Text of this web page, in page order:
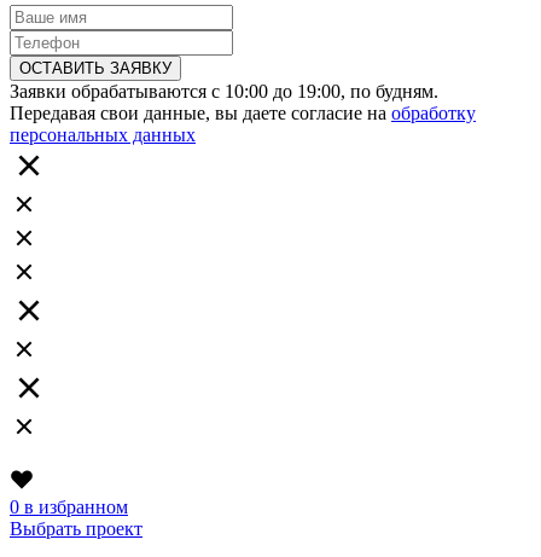
ОСТАВИТЬ ЗАЯВКУ
Заявки обрабатываются с 10:00 до 19:00, по будням.
Передавая свои данные, вы даете согласие на обработку
персональных данных
0 в избранном
Выбрать проект